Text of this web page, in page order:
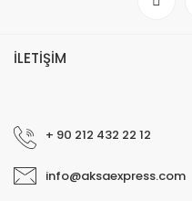
İLETİŞİM
+ 90 212 432 22 12
info@aksaexpress.com